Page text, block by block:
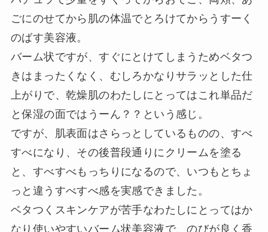
ごにのせてから肌の体温でとろけてからうすーく
のばす美容液。
バーム状ですが、すぐにとけてしまうためベタつ
きはまったくなく、むしろかなりサラッとした仕
上がりで、乾燥肌のわたしにとってはこれ単品だ
と保湿の面ではうーん？？という感じ。
ですが、肌表面はさらっとしているものの、すべ
すべになり、その後普段通りにクリームを塗る
と、すべすべもっちりになるので、いつもとちょ
っと違うすべすべ感を実感できました。
ベタつくスキンケアが苦手なわたしにとってはか
なり使いやすいバーム状美容液で、のびが良く香